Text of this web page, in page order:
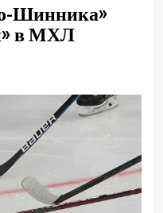
Шинника»
в МХЛ